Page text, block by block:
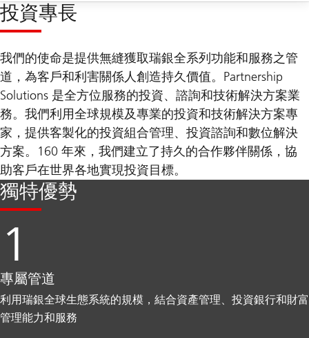
投資專長
我們的使命是提供無縫獲取瑞銀全系列功能和服務之管
道，為客戶和利害關係人創造持久價值。Partnership
Solutions 是全方位服務的投資、諮詢和技術解決方案業
務。我們利用全球規模及專業的投資和技術解決方案專
家，提供客製化的投資組合管理、投資諮詢和數位解決
方案。160 年來，我們建立了持久的合作夥伴關係，協
助客戶在世界各地實現投資目標。
獨特優勢
專屬管道
利用瑞銀全球生態系統的規模，結合資產管理、投資銀行和財富
管理能力和服務